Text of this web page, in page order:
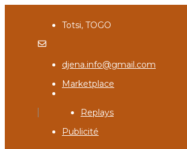
Totsi, TOGO
djena.info@gmail.com
Marketplace
Replays
Publicité